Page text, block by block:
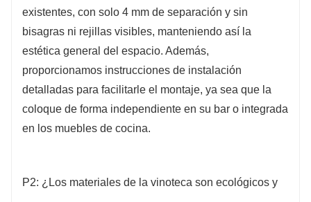
existentes, con solo 4 mm de separación y sin
bisagras ni rejillas visibles, manteniendo así la
estética general del espacio. Además,
proporcionamos instrucciones de instalación
detalladas para facilitarle el montaje, ya sea que la
coloque de forma independiente en su bar o integrada
en los muebles de cocina.
P2: ¿Los materiales de la vinoteca son ecológicos y